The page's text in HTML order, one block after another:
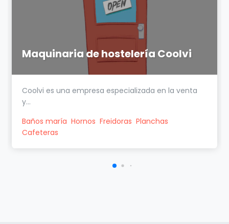
Maquinaria de hostelería Coolvi
Coolvi es una empresa especializada en la venta
y...
Baños maría Hornos Freidoras Planchas
Cafeteras